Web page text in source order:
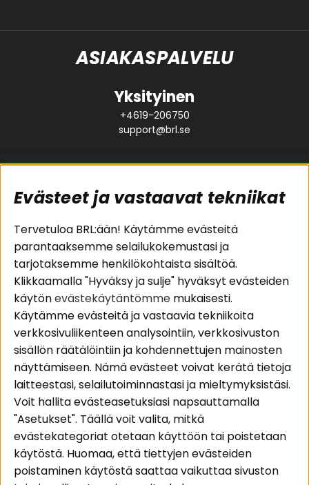
ASIAKASPALVELU
Yksityinen
+4619-206750
support@brl.se
Suositut sivut
Pakettiratkaisut
Autostereot
Kaiuttimet
Päätevahvistimet
Lisätarvikkeet
Kaapelit
Asiakaspalvelu
Evästeet
Huolto- ja
takuutiedot
Ostoehdot
Palautus
Tietosuojapolitiikka
Alueet
Autohifi
Kotihifi
Uutuudet
Seuraa meitä
Instagram
Facebook
Youtube
Evästeet ja vastaavat tekniikat
Tervetuloa BRL:ään! Käytämme evästeitä
parantaaksemme selailukokemustasi ja
tarjotaksemme henkilökohtaista sisältöä.
Klikkaamalla "Hyväksy ja sulje" hyväksyt evästeiden
käytönevästekäytäntömme mukaisesti.
Käytämme evästeitä ja vastaavia tekniikoita
verkkosivuliikenteen analysointiin, verkkosivuston
sisällön räätälöintiin ja kohdennettujen mainosten
näyttämiseen. Nämä evästeet voivat kerätä tietoja
laitteestasi, selailutoiminnastasi ja mieltymyksistäsi.
Voit hallita evästeasetuksiasi napsauttamalla
"Asetukset". Täällä voit valita, mitkä
evästekategoriat otetaan käyttöön tai poistetaan
käytöstä. Huomaa, että tiettyjen evästeiden
poistaminen käytöstä saattaa vaikuttaa sivuston